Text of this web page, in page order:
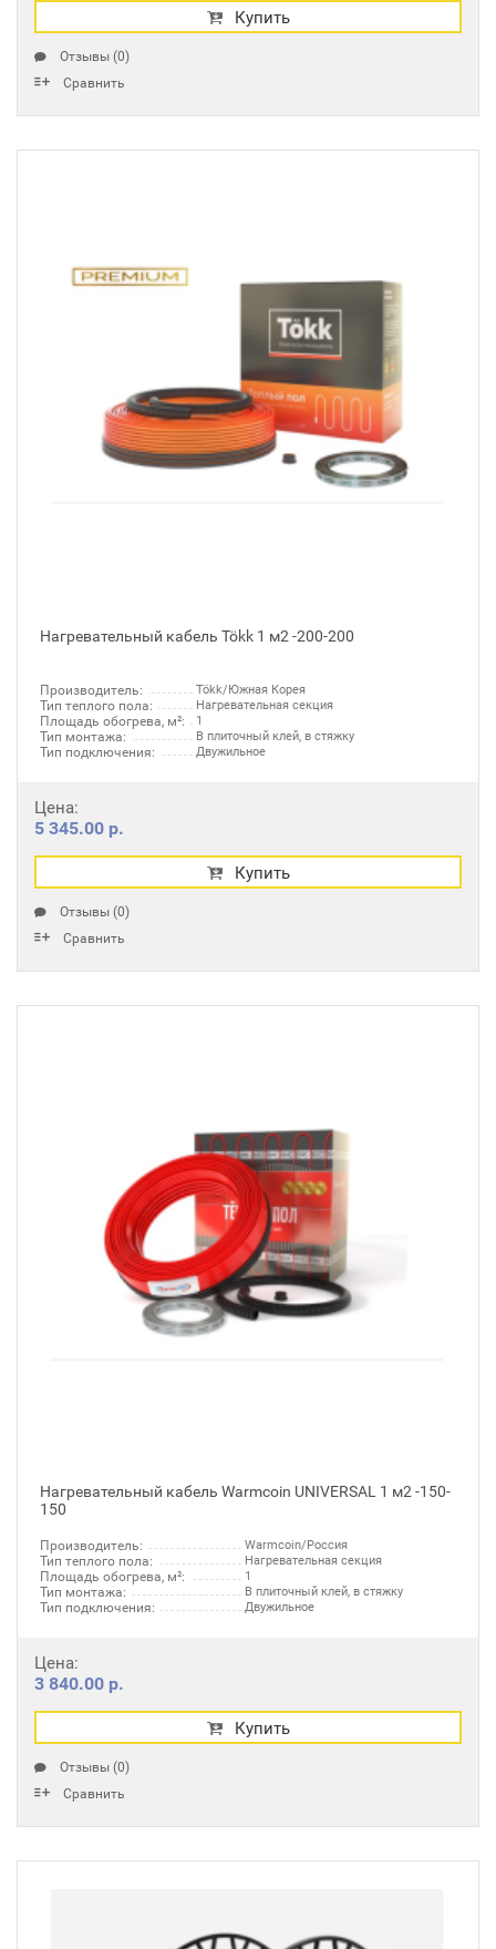
Купить
Отзывы (0)
Сравнить
Нагревательный кабель Tökk 1 м2 -200-200
Производитель: Tökk/Южная Корея
Тип теплого пола: Нагревательная секция
Площадь обогрева, м²: 1
Тип монтажа: В плиточный клей, в стяжку
Тип подключения: Двужильное
Цена:
5 345.00 р.
Купить
Отзывы (0)
Сравнить
Нагревательный кабель Warmcoin UNIVERSAL 1 м2 -150-
150
Производитель: Warmcoin/Россия
Тип теплого пола: Нагревательная секция
Площадь обогрева, м²: 1
Тип монтажа: В плиточный клей, в стяжку
Тип подключения: Двужильное
Цена:
3 840.00 р.
Купить
Отзывы (0)
Сравнить